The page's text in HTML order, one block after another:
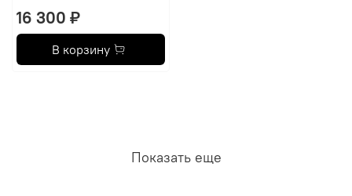
16 300 ₽
В корзину
Показать еще